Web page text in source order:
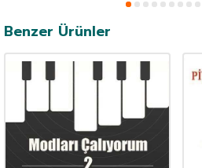
Benzer Ürünler